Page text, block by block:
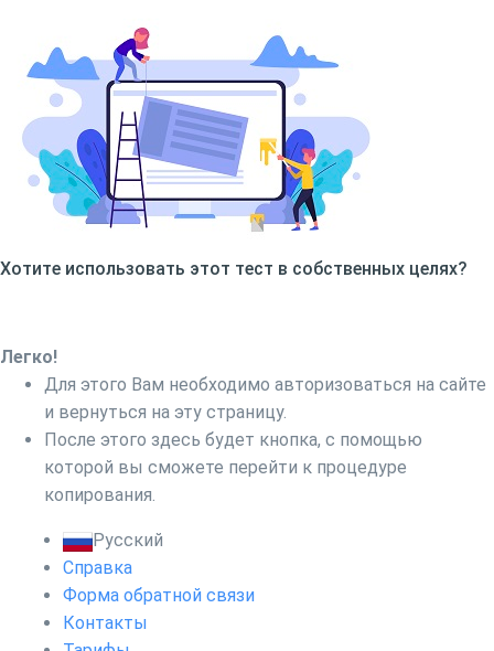
Хотите использовать этот тест в собственных целях?
Легко!
Для этого Вам необходимо авторизоваться на сайте
и вернуться на эту страницу.
После этого здесь будет кнопка, с помощью
которой вы сможете перейти к процедуре
копирования.
Русский
Справка
Форма обратной связи
Контакты